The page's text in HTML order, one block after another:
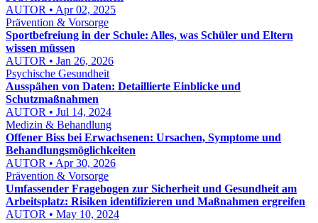
AUTOR • Apr 02, 2025
Prävention & Vorsorge
Sportbefreiung in der Schule: Alles, was Schüler und Eltern
wissen müssen
AUTOR • Jan 26, 2026
Psychische Gesundheit
Ausspähen von Daten: Detaillierte Einblicke und
Schutzmaßnahmen
AUTOR • Jul 14, 2024
Medizin & Behandlung
Offener Biss bei Erwachsenen: Ursachen, Symptome und
Behandlungsmöglichkeiten
AUTOR • Apr 30, 2026
Prävention & Vorsorge
Umfassender Fragebogen zur Sicherheit und Gesundheit am
Arbeitsplatz: Risiken identifizieren und Maßnahmen ergreifen
AUTOR • May 10, 2024